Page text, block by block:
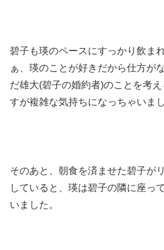
碧子も瑛のペースにすっかり飲ま
ぁ、瑛のことが好きだから仕方が
だ雄大(碧子の婚約者)のことを考
すが複雑な気持ちになっちゃいまし
そのあと、朝食を済ませた碧子が
していると、瑛は碧子の隣に座っ
いました。